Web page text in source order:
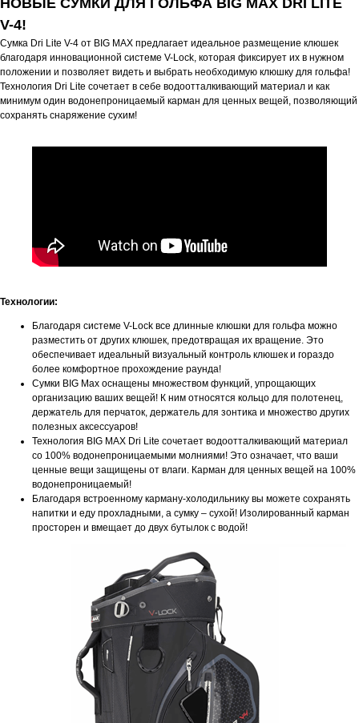
НОВЫЕ СУМКИ ДЛЯ ГОЛЬФА BIG MAX DRI LITE
V-4!
Сумка Dri Lite V-4 от BIG MAX предлагает идеальное размещение клюшек
благодаря инновационной системе V-Lock, которая фиксирует их в нужном
положении и позволяет видеть и выбрать необходимую клюшку для гольфа!
Технология Dri Lite сочетает в себе водоотталкивающий материал и как
минимум один водонепроницаемый карман для ценных вещей, позволяющий
сохранять снаряжение сухим!
Технологии:
Благодаря системе V-Lock все длинные клюшки для гольфа можно
разместить от других клюшек, предотвращая их вращение. Это
обеспечивает идеальный визуальный контроль клюшек и гораздо
более комфортное прохождение раунда!
Сумки BIG Max оснащены множеством функций, упрощающих
организацию ваших вещей! К ним относятся кольцо для полотенец,
держатель для перчаток, держатель для зонтика и множество других
полезных аксессуаров!
Технология BIG MAX Dri Lite сочетает водоотталкивающий материал
со 100% водонепроницаемыми молниями! Это означает, что ваши
ценные вещи защищены от влаги. Карман для ценных вещей на 100%
водонепроницаемый!
Благодаря встроенному карману-холодильнику вы можете сохранять
напитки и еду прохладными, а сумку – сухой! Изолированный карман
просторен и вмещает до двух бутылок с водой!